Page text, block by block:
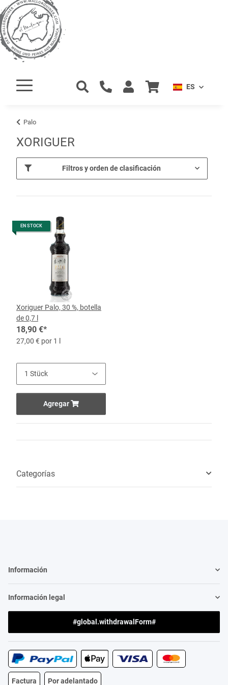
ES
Palo
XORIGUER
Filtros y orden de clasificación
EN STOCK
Xoriguer Palo, 30 %, botella
de 0,7 l
18,90 €*
27,00 € por 1 l
Agregar
Categorías
Información
Información legal
#global.withdrawalForm#
Factura Por adelantado